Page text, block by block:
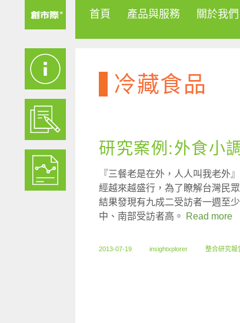
首頁 產品與服務 關於我們
冷藏食品
研究案例:外食小
『三餐老是在外，人人叫我老外
經越來越盛行，為了瞭解台灣民
結果發現有九成二受訪者一週至
中、南部受訪者高。
Read more
2013-07-19 insightxplorer 整合研究報